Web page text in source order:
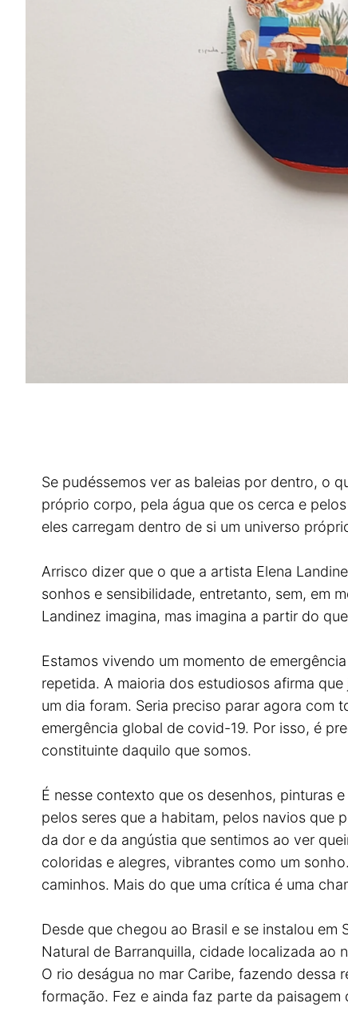
Se pudéssemos ver as baleias por dentro, o
próprio corpo, pela água que os cerca e
eles carregam dentro de si um universo
Arrisco dizer que o que a artista Elena
sonhos e sensibilidade, entretanto, sem, em
Landinez imagina, mas imagina a partir do
Estamos vivendo um momento de
repetida. A maioria dos estudiosos afirma
um dia foram. Seria preciso parar agora com
emergência global de covid-19. Por isso, é
constituinte daquilo que somos.
É nesse contexto que os desenhos, pinturas
pelos seres que a habitam, pelos navios que
da dor e da angústia que sentimos ao ver
coloridas e alegres, vibrantes como um
caminhos. Mais do que uma crítica é uma
Desde que chegou ao Brasil e se instalou em
Natural de Barranquilla, cidade localizada ao
O rio deságua no mar Caribe, fazendo dessa
formação. Fez e ainda faz parte da